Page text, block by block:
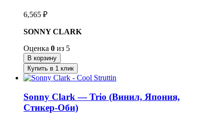
6,565 ₽
SONNY CLARK
Оценка 0 из 5
В корзину
Купить в 1 клик
Sonny Clark — Trio (Винил, Япония,
Стикер-Оби)